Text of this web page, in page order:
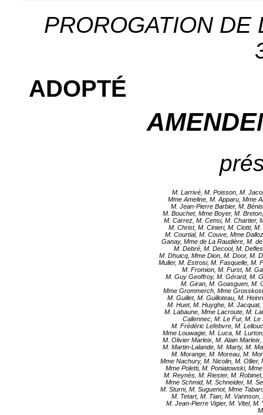
PROROGATION DE
ADOPTÉ
M. Larrivé, M. Poisson, M.
Mme Ameline, M. Apparu, Mme
M. Jean-Pierre Barbier, M.
M. Bouchet, Mme Boyer, M.
M. Carrez, M. Censi, M. Chartier,
M. Christ, M. Cinieri, M. Ciotti,
M. Courtial, M. Couve, Mme
Ganay, Mme de La Raudière, M.
M. Debré, M. Decool, M.
M. Dhuicq, Mme Dion, M. Door, M.
Muller, M. Estrosi, M. Fasquelle, M.
M. Fromion, M. Furst, M.
M. Guy Geoffroy, M. Gérard, M.
M. Giran, M. Goasguen, M.
Mme Grommerch, Mme
M. Guillet, M. Guilloteau, M.
M. Huet, M. Huyghe, M.
M. Labaune, Mme Lacroute, M.
Callennec, M. Le Fur, M.
M. Frédéric Lefebvre, M.
Mme Louwagie, M. Luca, M.
M. Olivier Marleix, M. Alain
M. Martin-Lalande, M. Marty, M.
M. Morange, M. Moreau, M.
Mme Nachury, M. Nicolin, M.
Mme Poletti, M. Poniatowski,
M. Reynès, M. Riester, M.
Mme Schmid, M. Schneider, M.
M. Sturni, M. Suguenot, Mme
M. Tetart, M. Tian, M.
M. Jean-Pierre Vigier, M. Vitel,